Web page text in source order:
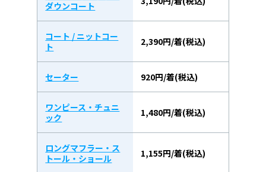
ダウンコート
コート / ニットコー
ト
2,390円/着(税込)
セーター 920円/着(税込)
ワンピース・チュニ
ック
1,480円/着(税込)
ロングマフラー・ス
トール・ショール
1,155円/着(税込)